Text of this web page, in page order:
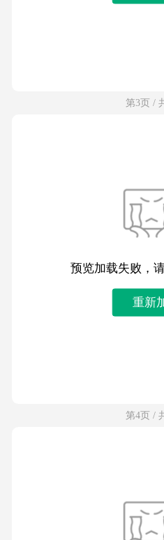
第3页 /
预览加载失败，
重新
第4页 /